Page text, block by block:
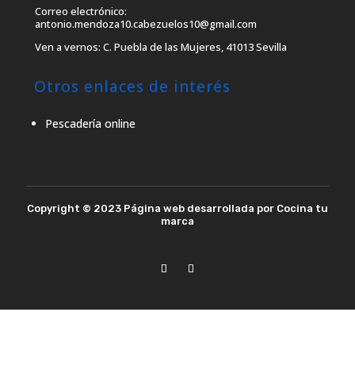
Correo electrónico:
antonio.mendoza10.cabezuelos10@gmail.com
Ven a vernos: C. Puebla de las Mujeres, 41013 Sevilla
Otros enlaces de interés
Pescadería online
Copyright © 2023 Página web desarrollada por Cocina tu
marca